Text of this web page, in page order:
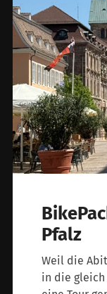
Pfalz
Weil die
in die gleich